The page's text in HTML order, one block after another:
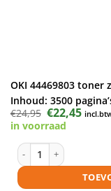
OKI 44469803 toner
Inhoud: 3500
€24,95
prijs
was:
€22,45
prijs
in voorraad
OKI 44469803 toner